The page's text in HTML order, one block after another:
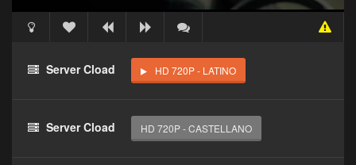
Haz clic 3 veces en el botón para desbloquear este
reproductor
Clic 1 - Abrir primer enlace
Server Cload HD 720P - LATINO
Server Cload HD 720P - CASTELLANO